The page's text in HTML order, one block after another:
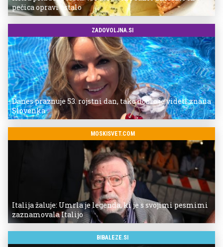
pečica opravi ostalo
ZADOVOLJNA.SI
Danes praznuje 53. rojstni dan, tako dobro je videti znana
Slovenka
MOSKISVET.COM
Italija žaluje: Umrla je legenda, ki je s svojimi pesmimi
zaznamovala Italijo
BIBALEZE.SI